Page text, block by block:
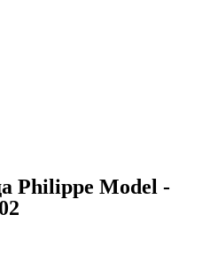
Philippe Model -